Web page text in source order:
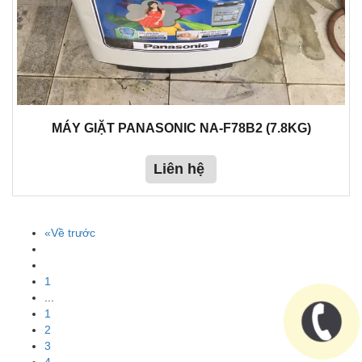
MÁY GIẶT PANASONIC NA-F78B2 (7.8KG)
Liên hệ
«Về trước
1
1
2
3